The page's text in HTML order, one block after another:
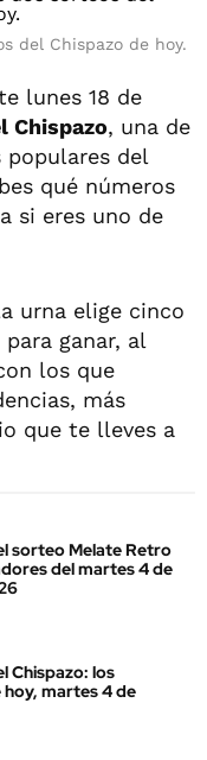
del Chispazo de hoy.
lunes 18 de
Chispazo, una de
populares del
qué números
si eres uno de
urna elige cinco
ganar, al
los que
más
que te lleves a
sorteo Melate Retro
del martes 4 de
Chispazo: los
martes 4 de